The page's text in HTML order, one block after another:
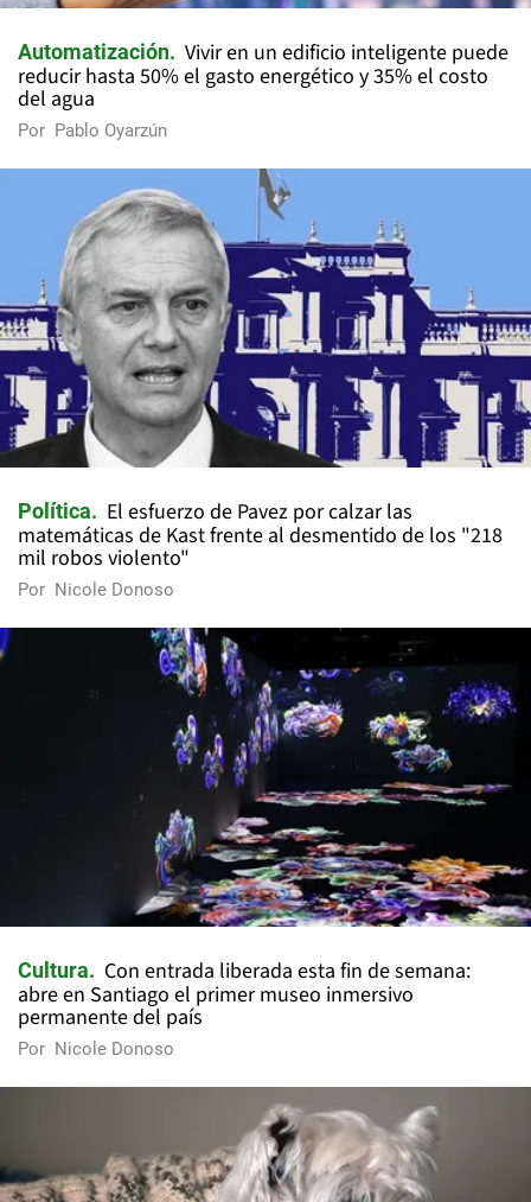
Automatización
Vivir en un edificio inteligente puede
reducir hasta 50% el gasto energético y 35% el costo
del agua
Por Pablo Oyarzún
Política
El esfuerzo de Pavez por calzar las
matemáticas de Kast frente al desmentido de los "218
mil robos violento"
Por Nicole Donoso
Cultura
Con entrada liberada esta fin de semana:
abre en Santiago el primer museo inmersivo
permanente del país
Por Nicole Donoso